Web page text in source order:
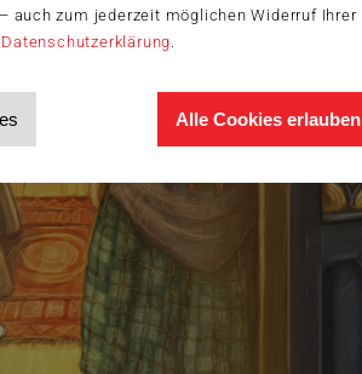
auch zum jederzeit möglichen Widerruf Ihrer
Datenschutzerklärung
Alle Cookies erlauben